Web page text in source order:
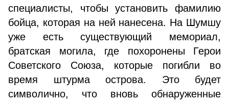
специалисты, чтобы установить фамилию
бойца, которая на ней нанесена. На Шумшу
уже есть существующий мемориал,
братская могила, где похоронены Герои
Советского Союза, которые погибли во
время штурма острова. Это будет
символично, что вновь обнаруженные